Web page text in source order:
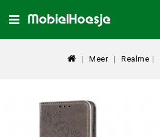
Meer Realme